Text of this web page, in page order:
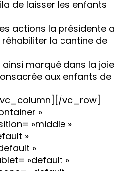
de laisser les enfants
actions la présidente a
réhabiliter la cantine de
ainsi marqué dans la joie
aux enfants de
vc_row]
»
»middle »
»
»
»default »